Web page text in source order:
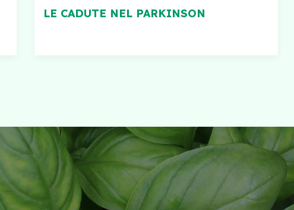
LE CADUTE NEL PARKINSON